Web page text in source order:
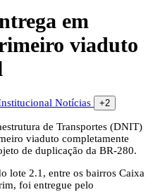
em
viaduto
Notícias +2
de Transportes (DNIT)
viaduto completamente
de duplicação da BR-280.
lote 2.1, entre os bairros Caixa
foi entregue pelo